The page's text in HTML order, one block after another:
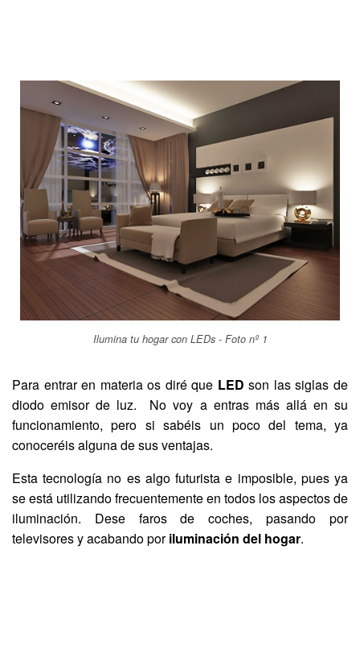
Ilumina tu hogar con LEDs - Foto nº 1
Para entrar en materia os diré que LED son las siglas de
diodo emisor de luz. No voy a entras más allá en su
funcionamiento, pero si sabéis un poco del tema, ya
conoceréis alguna de sus ventajas.
Esta tecnología no es algo futurista e imposible, pues ya
se está utilizando frecuentemente en todos los aspectos de
iluminación. Dese faros de coches, pasando por
televisores y acabando poriluminación del hogar.